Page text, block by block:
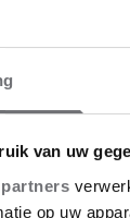
van uw
op uw
liedje ’Alles
alles wat